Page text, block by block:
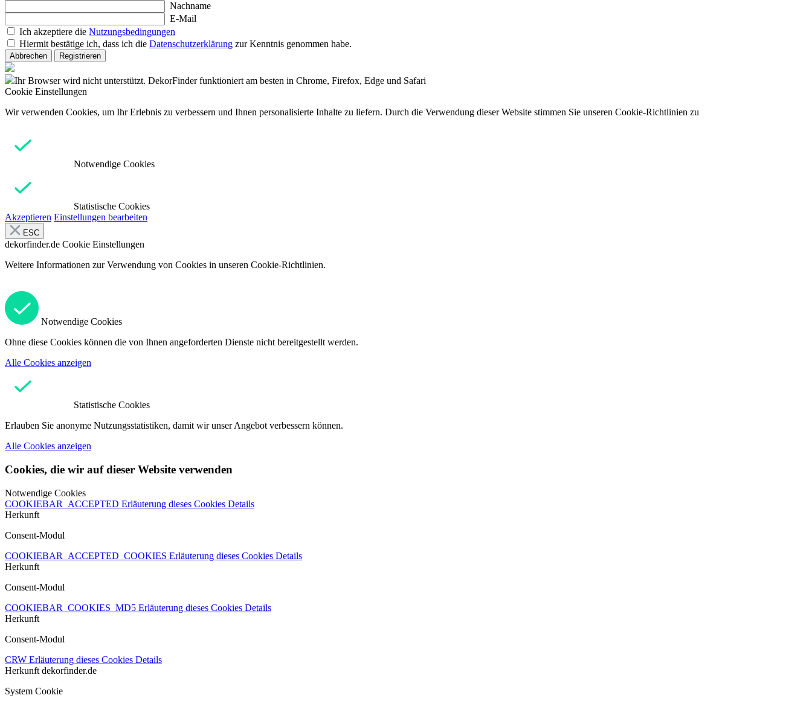
Nachname
E-Mail
Ich akzeptiere die Nutzungsbedingungen
Hiermit bestätige ich, dass ich die Datenschutzerklärung zur Kenntnis genommen habe.
Abbrechen Registrieren
Ihr Browser wird nicht unterstützt. DekorFinder funktioniert am besten in Chrome, Firefox, Edge und Safari
Cookie Einstellungen
Wir verwenden Cookies, um Ihr Erlebnis zu verbessern und Ihnen personalisierte Inhalte zu liefern. Durch die Verwendung dieser Website stimmen Sie unseren Cookie-Richtlinien zu
Notwendige Cookies
Statistische Cookies
Akzeptieren Einstellungen bearbeiten
ESC
dekorfinder.de Cookie Einstellungen
Weitere Informationen zur Verwendung von Cookies in unseren Cookie-Richtlinien.
Notwendige Cookies
Ohne diese Cookies können die von Ihnen angeforderten Dienste nicht bereitgestellt werden.
Alle Cookies anzeigen
Statistische Cookies
Erlauben Sie anonyme Nutzungsstatistiken, damit wir unser Angebot verbessern können.
Alle Cookies anzeigen
Cookies, die wir auf dieser Website verwenden
Notwendige Cookies
COOKIEBAR_ACCEPTED Erläuterung dieses Cookies Details
Herkunft
Consent-Modul
COOKIEBAR_ACCEPTED_COOKIES Erläuterung dieses Cookies Details
Herkunft
Consent-Modul
COOKIEBAR_COOKIES_MD5 Erläuterung dieses Cookies Details
Herkunft
Consent-Modul
CRW Erläuterung dieses Cookies Details
Herkunft dekorfinder.de
System Cookie